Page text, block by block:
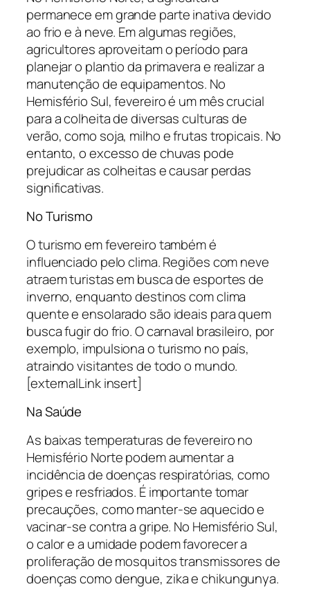
permanece em grande parte inativa devido
ao frio e à neve. Em algumas regiões,
agricultores aproveitam o período para
planejar o plantio da primavera e realizar a
manutenção de equipamentos. No
Hemisfério Sul, fevereiro é um mês crucial
para a colheita de diversas culturas de
verão, como soja, milho e frutas tropicais. No
entanto, o excesso de chuvas pode
prejudicar as colheitas e causar perdas
significativas.
No Turismo
O turismo em fevereiro também é
influenciado pelo clima. Regiões com neve
atraem turistas em busca de esportes de
inverno, enquanto destinos com clima
quente e ensolarado são ideais para quem
busca fugir do frio. O carnaval brasileiro, por
exemplo, impulsiona o turismo no país,
atraindo visitantes de todo o mundo.
[externalLink insert]
Na Saúde
As baixas temperaturas de fevereiro no
Hemisfério Norte podem aumentar a
incidência de doenças respiratórias, como
gripes e resfriados. É importante tomar
precauções, como manter-se aquecido e
vacinar-se contra a gripe. No Hemisfério Sul,
o calor e a umidade podem favorecer a
proliferação de mosquitos transmissores de
doenças como dengue, zika e chikungunya.